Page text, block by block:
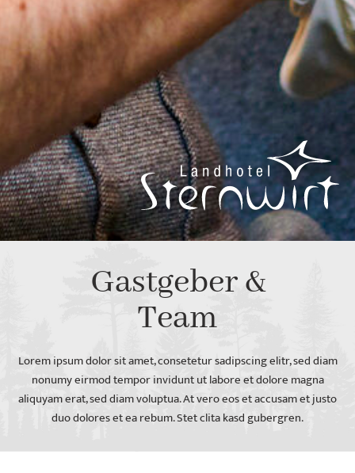
Gastgeber &
Team
Lorem ipsum dolor sit amet, consetetur sadipscing elitr, sed diam
nonumy eirmod tempor invidunt ut labore et dolore magna
aliquyam erat, sed diam voluptua. At vero eos et accusam et justo
duo dolores et ea rebum. Stet clita kasd gubergren.